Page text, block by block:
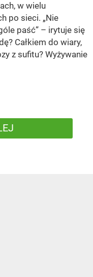
w wielu
po sieci. „Nie
paść” – irytuje się
Całkiem do wiary,
z sufitu? Wyżywanie